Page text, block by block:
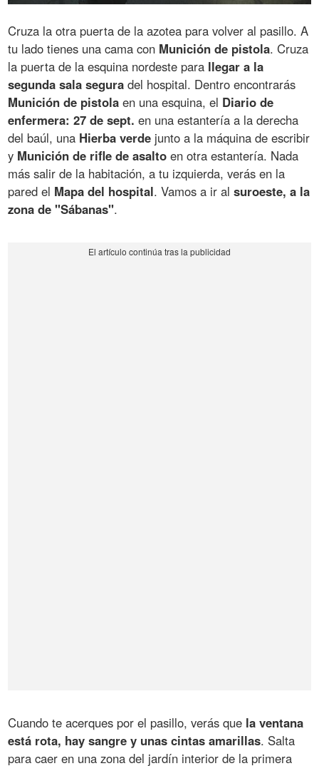
Cruza la otra puerta de la azotea para volver al pasillo. A
tu lado tienes una cama con Munición de pistola. Cruza
la puerta de la esquina nordeste para llegar a la
segunda sala segura del hospital. Dentro encontrarás
Munición de pistola en una esquina, el Diario de
enfermera: 27 de sept. en una estantería a la derecha
del baúl, una Hierba verde junto a la máquina de escribir
y Munición de rifle de asalto en otra estantería. Nada
más salir de la habitación, a tu izquierda, verás en la
pared el Mapa del hospital. Vamos a ir alsuroeste, a la
zona de "Sábanas".
Cuando te acerques por el pasillo, verás que la ventana
está rota, hay sangre y unas cintas amarillas. Salta
para caer en una zona del jardín interior de la primera